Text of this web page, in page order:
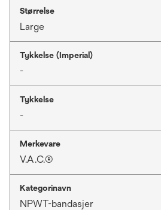
Størrelse
Large
Tykkelse (Imperial)
-
Tykkelse
-
Merkevare
V.A.C.®
Kategorinavn
NPWT-bandasjer